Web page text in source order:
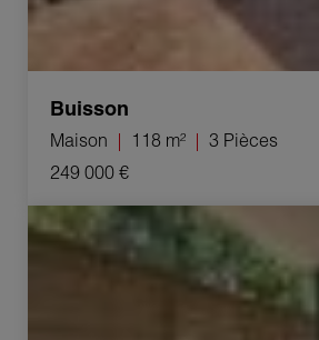
Buisson
Maison 118 m²
3 Pièces
249 000 €
Vente Appartement Gex 2 Pièces 54 m²